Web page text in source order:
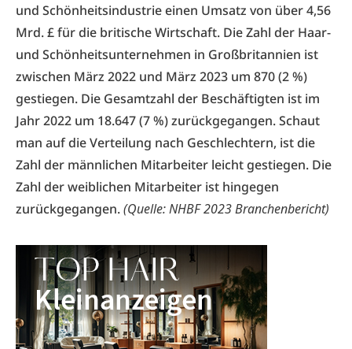
und Schönheitsindustrie einen Umsatz von über 4,56
Mrd. £ für die britische Wirtschaft. Die Zahl der Haar-
und Schönheitsunternehmen in Großbritannien ist
zwischen März 2022 und März 2023 um 870 (2 %)
gestiegen. Die Gesamtzahl der Beschäftigten ist im
Jahr 2022 um 18.647 (7 %) zurückgegangen. Schaut
man auf die Verteilung nach Geschlechtern, ist die
Zahl der männlichen Mitarbeiter leicht gestiegen. Die
Zahl der weiblichen Mitarbeiter ist hingegen
zurückgegangen.(Quelle: NHBF 2023 Branchenbericht)